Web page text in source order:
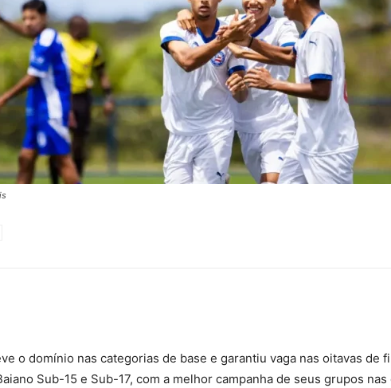
o domínio nas categorias de base e garantiu vaga nas oitavas de
Sub-15 e Sub-17, com a melhor campanha de seus grupos nas